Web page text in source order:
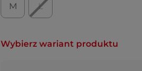
M L
Wybierz wariant produktu